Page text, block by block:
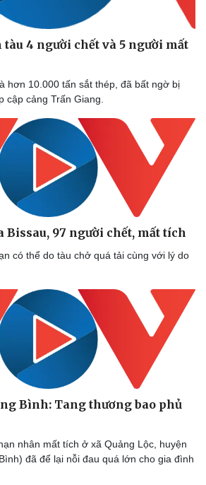
tàu 4 người chết và 5 người mất
hơn 10.000 tấn sắt thép, đã bất ngờ bị
cập cảng Trấn Giang.
Bissau, 97 người chết, mất tích
có thể do tàu chở quá tải cùng với lý do
Bình: Tang thương bao phủ
nhân mất tích ở xã Quảng Lộc, huyện
đã để lại nỗi đau quá lớn cho gia đình